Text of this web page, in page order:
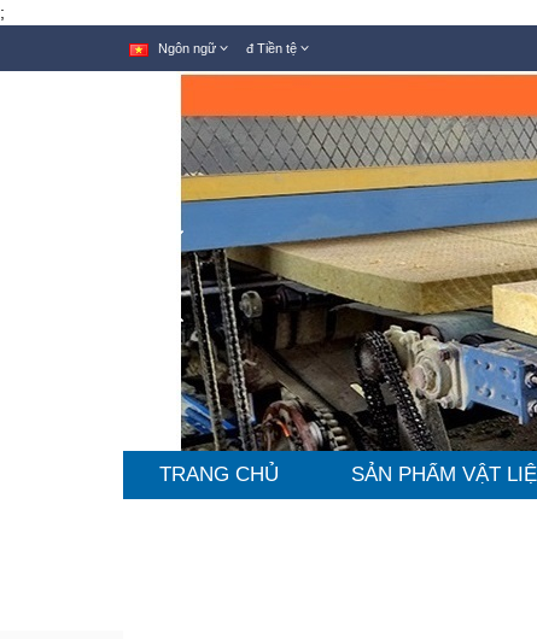
;
Ngôn ngữ đ Tiền tệ
TRANG CHỦ SẢN PHẨM VẬT